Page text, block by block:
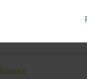
opciones de
Equipos